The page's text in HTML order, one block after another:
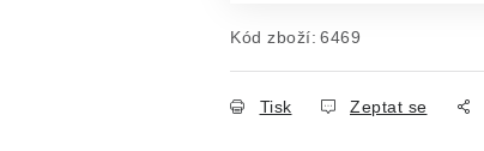
Kód zboží: 6469
Tisk Zeptat se